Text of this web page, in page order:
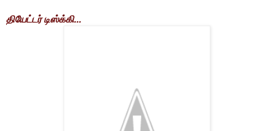
தியேட்டர் டிஸ்க்கி...